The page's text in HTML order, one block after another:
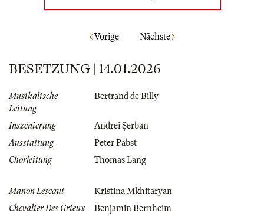
Vorige Nächste
BESETZUNG | 14.01.2026
Musikalische
Leitung
Bertrand de Billy
Inszenierung
Andrei Şerban
Ausstattung
Peter Pabst
Chorleitung
Thomas Lang
Manon Lescaut
Kristina Mkhitaryan
Chevalier Des Grieux
Benjamin Bernheim